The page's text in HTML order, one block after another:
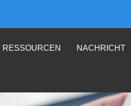
RESSOURCEN NACHRICHT